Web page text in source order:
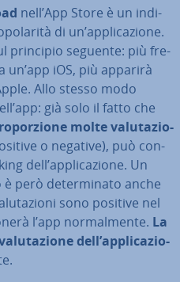
nell’App Store è un in­di­
di un’ap­pli­ca­zio­ne.
principio seguente: più fre­
iOS, più apparirà
Allo stesso modo
già solo il fatto che
molte va­lu­ta­zio­
o negative), può con­
dell’ap­pli­ca­zio­ne. Un
però de­ter­mi­na­to anche
sono positive nel
l’app nor­mal­men­te. La
dell’ap­pli­ca­zio­